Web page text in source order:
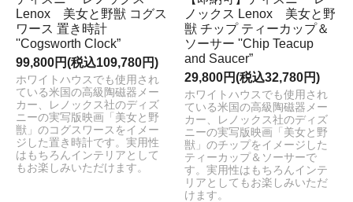
Lenox 美女と野獣 コグス
ワース 置き時計
''Cogsworth Clock”
99,800円(税込109,780円)
ホワイトハウスでも使用され
ている米国の高級陶磁器メー
カー、レノックス社のディズ
ニーの実写版映画「美女と野
獣」のコグスワースをイメー
ジした置き時計です。実用性
はもちろんインテリアとして
もお楽しみいただけます。
ノックス Lenox 美女と野
獣 チップ ティーカップ＆
ソーサー ''Chip Teacup
and Saucer”
29,800円(税込32,780円)
ホワイトハウスでも使用され
ている米国の高級陶磁器メー
カー、レノックス社のディズ
ニーの実写版映画「美女と野
獣」のチップをイメージした
ティーカップ＆ソーサーで
す。実用性はもちろんインテ
リアとしてもお楽しみいただ
けます。